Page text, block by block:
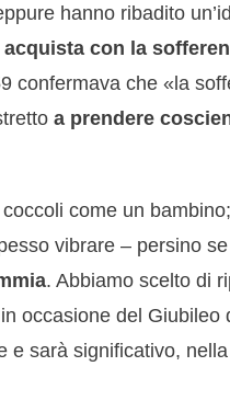
hanno ribadito
con la
confermava che «la
a prendere
come un
vibrare – persino
. Abbiamo scelto di
occasione del Giubileo
e sarà significativo,